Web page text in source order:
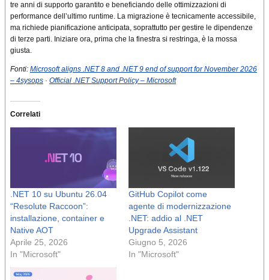
tre anni di supporto garantito e beneficiando delle ottimizzazioni di
performance dell’ultimo runtime. La migrazione è tecnicamente accessibile,
ma richiede pianificazione anticipata, soprattutto per gestire le dipendenze
di terze parti. Iniziare ora, prima che la finestra si restringa, è la mossa
giusta.
Fonti: Microsoft aligns .NET 8 and .NET 9 end of support for November 2026
– 4sysops · Official .NET Support Policy – Microsoft
Correlati
.NET 10 su Ubuntu 26.04
“Resolute Raccoon”:
installazione, container e
Native AOT
Aprile 25, 2026
In "Microsoft"
GitHub Copilot come
agente di modernizzazione
.NET: addio al .NET
Upgrade Assistant
Giugno 5, 2026
In "Microsoft"